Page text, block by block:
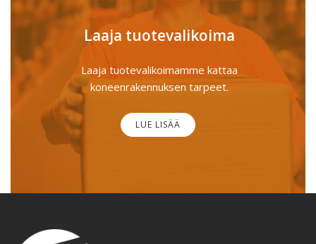
Laaja tuotevalikoima
Laaja tuotevalikoimamme kattaa
koneenrakennuksen tarpeet.
LUE LISÄÄ